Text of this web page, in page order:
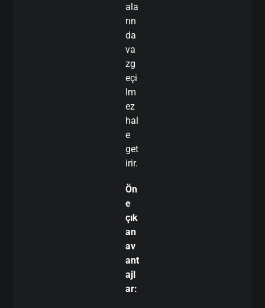
ala
rın
da
va
zg
eçi
lm
ez
hal
e
get
irir.
Ön
e
çık
an
av
ant
ajl
ar: